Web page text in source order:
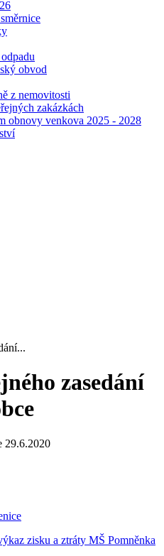
obvod
z nemovitosti
zakázkách
obnovy venkova 2025 - 2028
zasedání
29.6.2020
zisku a ztráty MŠ Pomněnka